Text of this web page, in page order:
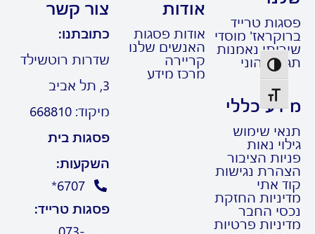
הפעל/כבה ניגודיות גבוהה
מתג גודל גופן
טרייד
מוסדי
נאמנות
הוני
כללי
שימוש
נאות
הציבור
נגישות
אתי
החזקת
החבר
פרטיות
אודות
אודות פסגות
האנשים שלנו
קריירה
מרכז מידע
צור קשר
כתובתנו:
שדרות רוטשילד
מיקוד: 668810
פסגות בית
השקעות:
6707*
פסגות טרייד: